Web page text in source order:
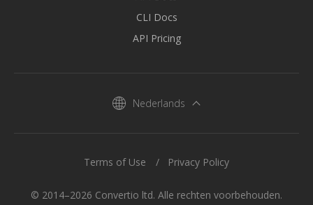
CLI Docs
API Pricing
Nederlands
© 2014–2026 Convertio ltd. Alle rechten voorbehouden.
Terms of Use Privacy Policy